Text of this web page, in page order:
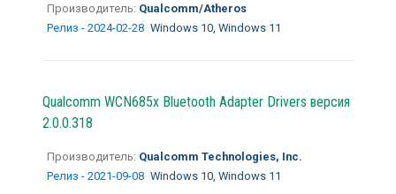
Производитель: Qualcomm/Atheros
Релиз - 2024-02-28 Windows 10, Windows 11
Qualcomm WCN685x Bluetooth Adapter Drivers версия
2.0.0.318
Производитель: Qualcomm Technologies, Inc.
Релиз - 2021-09-08 Windows 10, Windows 11